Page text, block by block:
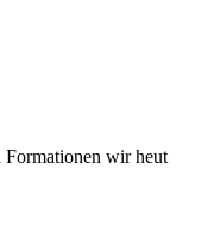
Formationen wir heut